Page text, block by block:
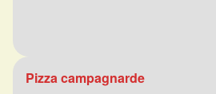
Pizza campagnarde